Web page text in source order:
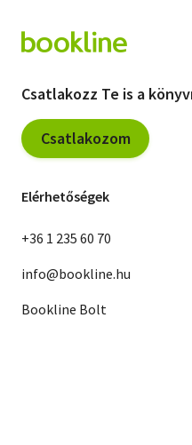
Csatlakozz Te is a
Csatlakozom
Elérhetőségek
+36 1 235 60 70
info@bookline.hu
Bookline Bolt